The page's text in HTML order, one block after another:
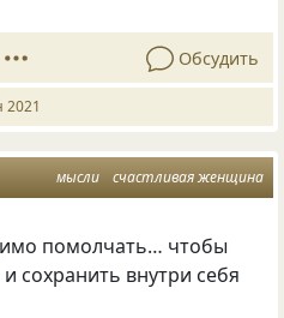
Обсудить
2021
мысли счастливая женщина
помолчать… чтобы
сохранить внутри себя